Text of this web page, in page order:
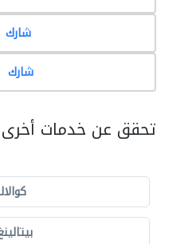
شارك
شارك
تحقق عن خدمات أخرى